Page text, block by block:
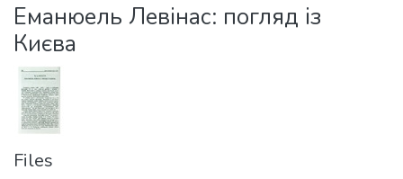
All of DSpace
Statistics
Еманюель Левінас: погляд із
Києва
Files